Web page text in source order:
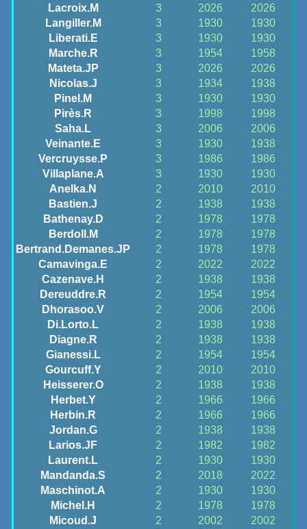
Lacroix.M
3 2026
2026
Langiller.M
3 1930
1930
Liberati.E
3 1930
1930
Marche.R
3 1954
1958
Mateta.JP
3 2026
2026
Nicolas.J
3 1934
1938
Pinel.M
3 1930
1930
Pirès.R
3 1998
1998
Saha.L
3 2006
2006
Veinante.E
3 1930
1938
Vercruysse.P
3 1986
1986
Villaplane.A
3 1930
1930
Anelka.N
2 2010
2010
Bastien.J
2 1938
1938
Bathenay.D
2 1978
1978
Berdoll.M
2 1978
1978
Bertrand.Demanes.JP
2 1978
1978
Camavinga.E
2 2022
2022
Cazenave.H
2 1938
1938
Dereuddre.R
2 1954
1954
Dhorasoo.V
2 2006
2006
Di.Lorto.L
2 1938
1938
Diagne.R
2 1938
1938
Gianessi.L
2 1954
1954
Gourcuff.Y
2 2010
2010
Heisserer.O
2 1938
1938
Herbet.Y
2 1966
1966
Herbin.R
2 1966
1966
Jordan.G
2 1938
1938
Larios.JF
2 1982
1982
Laurent.L
2 1930
1930
Mandanda.S
2 2018
2022
Maschinot.A
2 1930
1930
Michel.H
2 1978
1978
Micoud.J
2 2002
2002